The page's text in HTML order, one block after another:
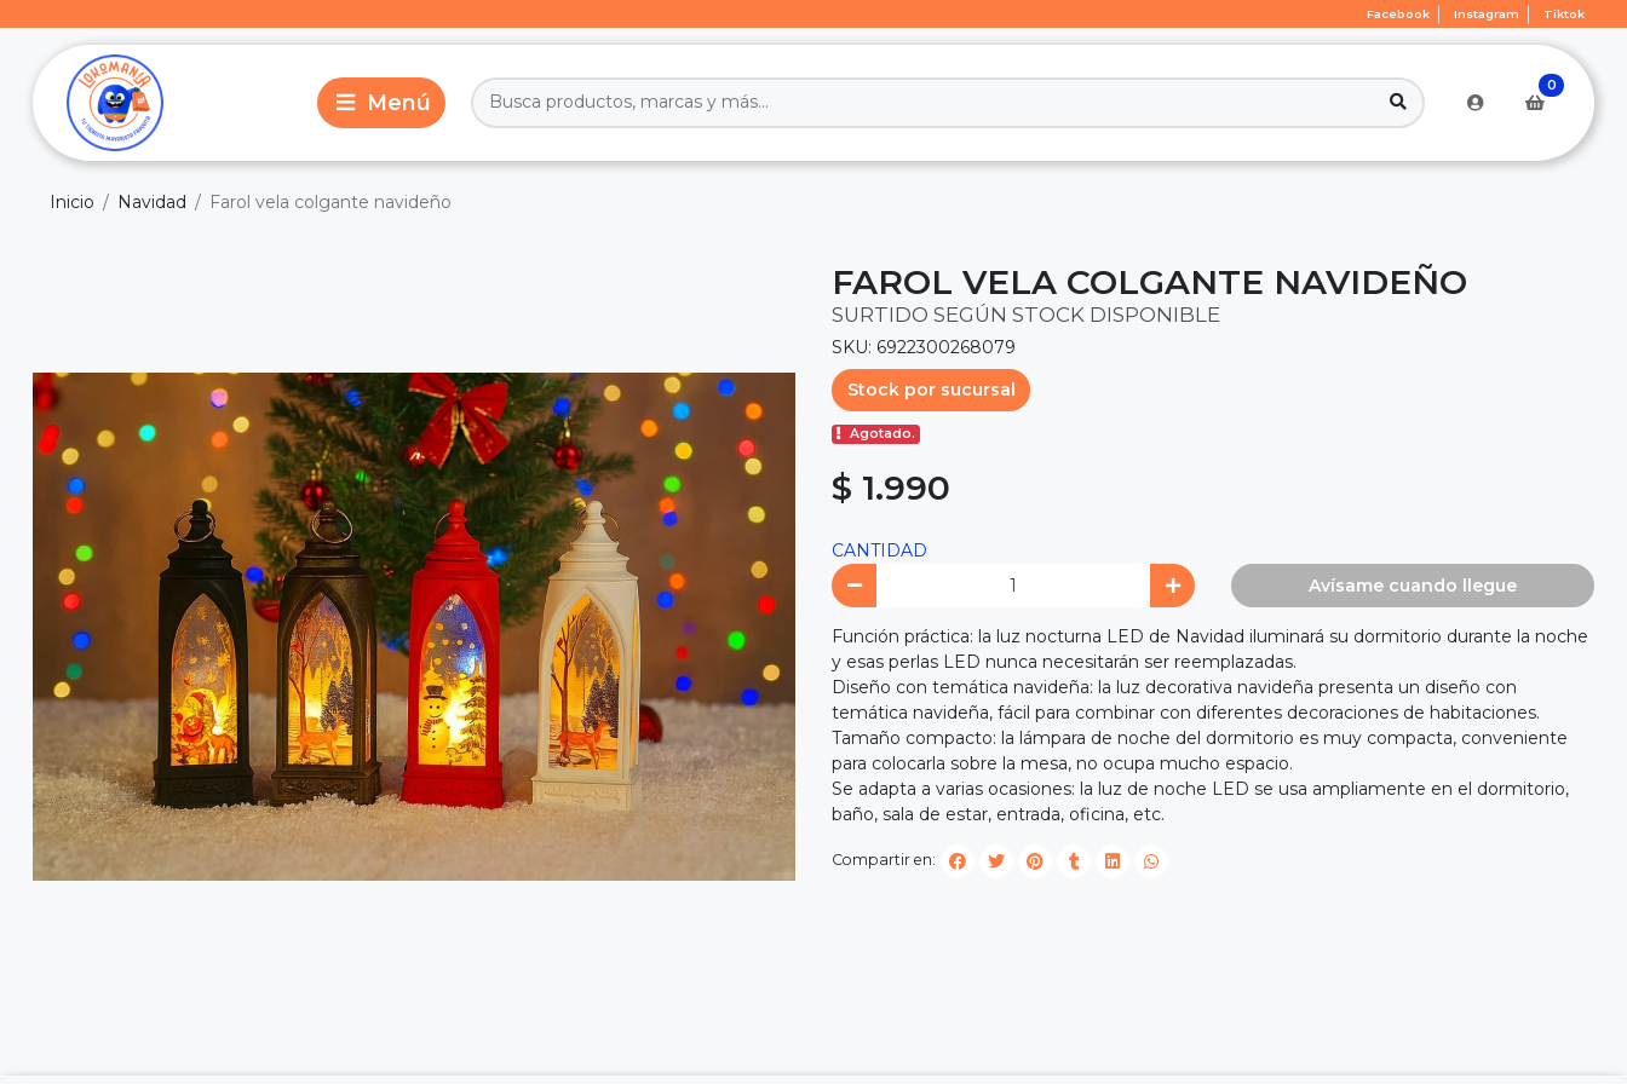
Facebook Instagram Tiktok
0
Inicio Navidad Farol vela colgante navideño
FAROL VELA COLGANTE NAVIDEÑO
SURTIDO SEGÚN STOCK DISPONIBLE
SKU: 6922300268079
Stock por sucursal
Agotado.
$ 1.990
CANTIDAD
Avísame cuando llegue
Función práctica: la luz nocturna LED de Navidad iluminará su dormitorio durante la noche
y esas perlas LED nunca necesitarán ser reemplazadas.
Diseño con temática navideña: la luz decorativa navideña presenta un diseño con
temática navideña, fácil para combinar con diferentes decoraciones de habitaciones.
Tamaño compacto: la lámpara de noche del dormitorio es muy compacta, conveniente
para colocarla sobre la mesa, no ocupa mucho espacio.
Se adapta a varias ocasiones: la luz de noche LED se usa ampliamente en el dormitorio,
baño, sala de estar, entrada, oficina, etc.
Compartir en: